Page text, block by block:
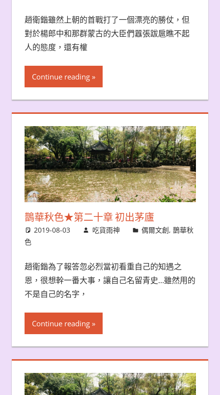
趙衛鍇雖然上朝的首戰打了一個漂亮的勝仗，但
對於楊郎中和那群蒙古的大臣們囂張跋扈瞧不起
人的態度，還有權
Continue reading
鵲華秋色★第二十章 初出茅廬
2019-08-03 吃貨雨神 偶爾文創,鵲華秋
色
趙衛鍇為了報答忽必烈當初看重自己的知遇之
恩，很想幹一番大事，讓自己名留青史…雖然用的
不是自己的名字，
Continue reading